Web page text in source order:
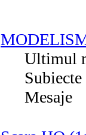
Ultimul
Subiecte
Mesaje